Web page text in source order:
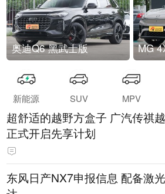
奥迪Q6 黑武士版 MG
新能源 SUV MPV
超舒适的越野方盒子 广汽传祺
正式开启先享计划
东风日产NX7申报信息 配备激